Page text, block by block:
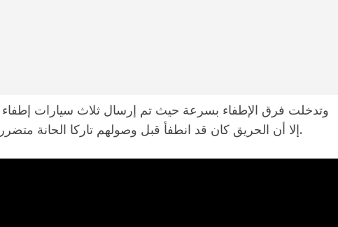
وتدخلت فرق الإطفاء بسرعة حيث تم إرسال ثلاث سيارات إطفاء
إلا أن الحريق كان قد انطفأ قبل وصولهم تاركا الحانة متضررة ومثيرة تساؤلات حول تدابير السلامة.